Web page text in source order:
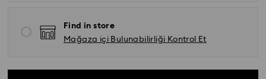
Find in store
Mağaza içi Bulunabilirliği Kontrol Et